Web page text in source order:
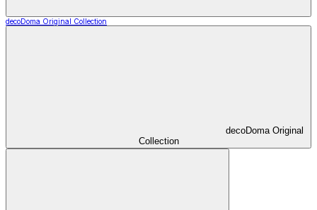
decoDoma Original Collection
decoDoma Original
Collection